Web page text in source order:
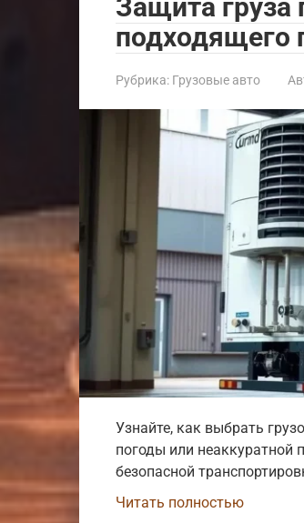
Защита груза
подходящего
Рубрика: Грузовые авто
Узнайте, как выбрать
погоды или
безопасной
Читать полностью